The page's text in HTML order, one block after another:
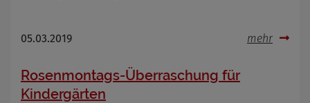
05.03.2019 mehr
Rosenmontags-Überraschung für
Kindergärten